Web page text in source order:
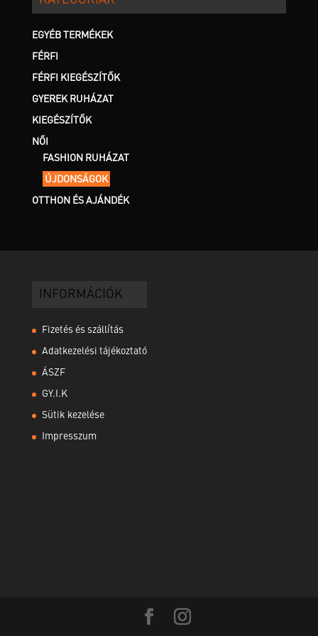
EGYÉB TERMÉKEK
FÉRFI
FÉRFI KIEGÉSZÍTŐK
GYEREK RUHÁZAT
KIEGÉSZÍTŐK
NŐI
FASHION RUHÁZAT
ÚJDONSÁGOK
OTTHON ÉS AJÁNDÉK
INFORMÁCIÓK
Fizetés és szállítás
Adatkezelési tájékoztató
ÁSZF
GY.I.K
Sütik kezelése
Impresszum